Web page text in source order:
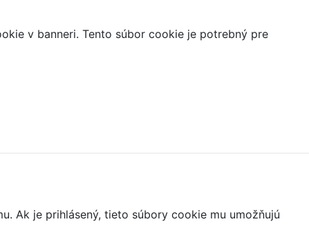
v banneri. Tento súbor cookie je potrebný pre
Ak je prihlásený, tieto súbory cookie mu umožňujú